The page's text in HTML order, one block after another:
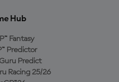
Hub
Fantasy
Predictor
Predict
Racing 25/26